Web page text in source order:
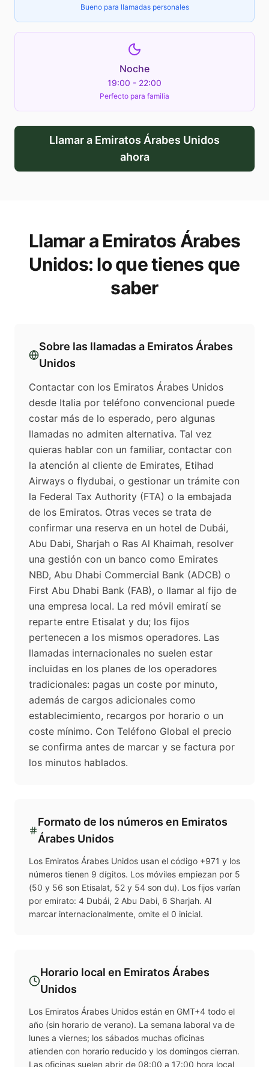
Bueno para llamadas personales
Noche
19:00 - 22:00
Perfecto para familia
Llamar a Emiratos Árabes Unidos
ahora
Llamar aEmiratos Árabes
Unidos: lo que tienes que
saber
Sobre las llamadas a Emiratos Árabes
Unidos
Contactar con los Emiratos Árabes Unidos
desde Italia por teléfono convencional puede
costar más de lo esperado, pero algunas
llamadas no admiten alternativa. Tal vez
quieras hablar con un familiar, contactar con
la atención al cliente de Emirates, Etihad
Airways o flydubai, o gestionar un trámite con
la Federal Tax Authority (FTA) o la embajada
de los Emiratos. Otras veces se trata de
confirmar una reserva en un hotel de Dubái,
Abu Dabi, Sharjah o Ras Al Khaimah, resolver
una gestión con un banco como Emirates
NBD, Abu Dhabi Commercial Bank (ADCB) o
First Abu Dhabi Bank (FAB), o llamar al fijo de
una empresa local. La red móvil emiratí se
reparte entre Etisalat y du; los fijos
pertenecen a los mismos operadores. Las
llamadas internacionales no suelen estar
incluidas en los planes de los operadores
tradicionales: pagas un coste por minuto,
además de cargos adicionales como
establecimiento, recargos por horario o un
coste mínimo. Con Teléfono Global el precio
se confirma antes de marcar y se factura por
los minutos hablados.
Formato de los números en Emiratos
Árabes Unidos
Los Emiratos Árabes Unidos usan el código +971 y los
números tienen 9 dígitos. Los móviles empiezan por 5
(50 y 56 son Etisalat, 52 y 54 son du). Los fijos varían
por emirato: 4 Dubái, 2 Abu Dabi, 6 Sharjah. Al
marcar internacionalmente, omite el 0 inicial.
Horario local en Emiratos Árabes
Unidos
Los Emiratos Árabes Unidos están en GMT+4 todo el
año (sin horario de verano). La semana laboral va de
lunes a viernes; los sábados muchas oficinas
atienden con horario reducido y los domingos cierran.
Las oficinas suelen abrir de 08:00 a 17:00 hora local